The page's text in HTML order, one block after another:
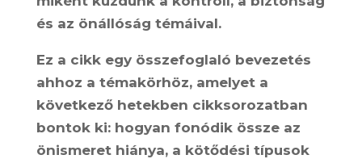
és az önállóság témáival.
Ez a cikk egy összefoglaló bevezetés
ahhoz a témakörhöz, amelyet a
következő hetekben cikksorozatban
bontok ki: hogyan fonódik össze az
önismeret hiánya, a kötődési típusok